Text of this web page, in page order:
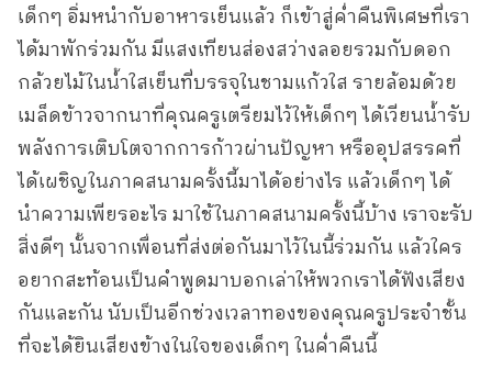
เด็กๆ อิ่มหนำกับอาหารเย็นแล้ว ก็เข้าสู่ค่ำคืนพิเศษที่เรา
ได้มาพักร่วมกัน มีแสงเทียนส่องสว่างลอยรวมกับดอก
กล้วยไม้ในน้ำใสเย็นที่บรรจุในชามแก้วใส รายล้อมด้วย
เมล็ดข้าวจากนาที่คุณครูเตรียมไว้ให้เด็กๆ ได้เวียนน้ำรับ
พลังการเติบโตจากการก้าวผ่านปัญหา หรืออุปสรรคที่
ได้เผชิญในภาคสนามครั้งนี้มาได้อย่างไร แล้วเด็กๆ ได้
นำความเพียรอะไร มาใช้ในภาคสนามครั้งนี้บ้าง เราจะรับ
สิ่งดีๆ นั้นจากเพื่อนที่ส่งต่อกันมาไว้ในนี้ร่วมกัน แล้วใคร
อยากสะท้อนเป็นคำพูดมาบอกเล่าให้พวกเราได้ฟังเสียง
กันและกัน นับเป็นอีกช่วงเวลาทองของคุณครูประจำชั้น
ที่จะได้ยินเสียงข้างในใจของเด็กๆ ในค่ำคืนนี้